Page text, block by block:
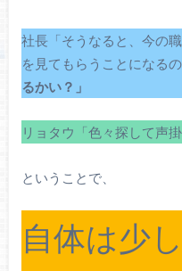
社長「そうなると、今の
を見てもらうことになる
るかい？」
リョタウ「色々探して声
ということで、
自体は少